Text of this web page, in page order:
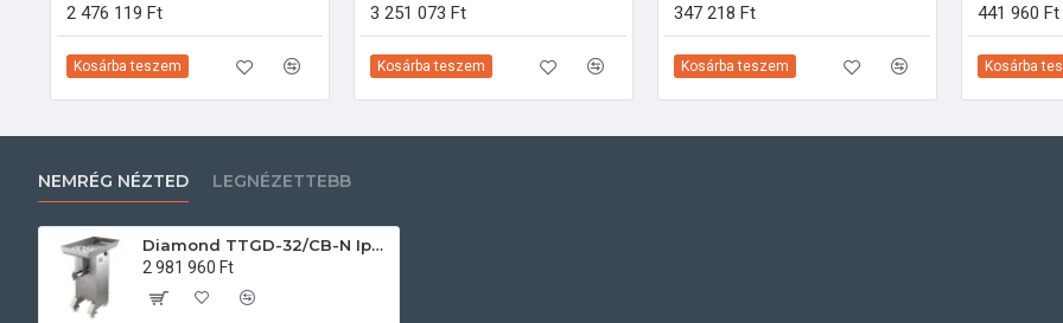
2 476 119 Ft
Kosárba teszem
3 251 073 Ft
Kosárba teszem
347 218 Ft
Kosárba teszem
441 960 Ft
Kosárba
NEMRÉG NÉZTED LEGNÉZETTEBB
Diamond TTGD-32/CB-N Ipari konyhai előkészítés
2 981 960 Ft